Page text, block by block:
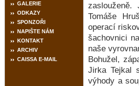
GALERIE
ODKAZY
SPONZOŘI
NAPIŠTE NÁM
KONTAKT
ARCHIV
CAISSA E-MAIL
Tomáše
operací
šachovnici
naše
Bohužel,
Jirka Tejkal
výhody a